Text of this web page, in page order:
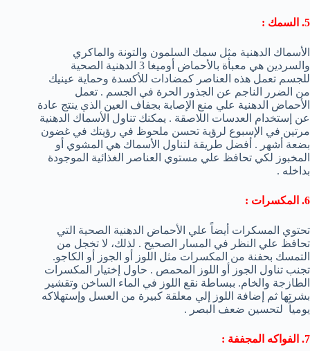
5. السمك :
الأسماك الدهنية مثل سمك السلمون والتونة والماكري
والسردين هي معبأة بالأحماض أوميغا 3 الدهنية الصحية
للجسم تعمل هذه العناصر كمضادات للأكسدة وحماية عينيك
من الضرر الناجم عن الجذور الحرة في الجسم . تعمل
الأحماض الدهنية علي منع الإصابة بجفاف العين الذي ينتج عادة
عن إستخدام العدسات اللاصقة . يمكنك تناول الأسماك الدهنية
مرتين في الإسبوع لرؤية تحسن ملحوظ في رؤيتك في غضون
بضعة أشهر . أفضل طريقة لتناول الأسماك هي المشوي أو
المخبوز لكي تحافظ علي مستوي العناصر الغذائية الموجودة
بداخله .
6. المكسرات :
تحتوي المسكرات أيضاً علي الأحماض الدهنية الصحية التي
تحافظ علي النظر في المسار الصحيح . لذلك، لا تخجل من
التمسك بحفنة من المكسرات مثل اللوز أو الجوز أو الكاجو.
تجنب تناول الجوز أو اللوز المحمص . حاول إختيار المكسرات
الطازجة والخام. ببساطة نقع اللوز في الماء الساخن وتقشير
بشرتها ثم إضافة اللوز إلي معلقة كبيرة من العسل وإستهلاكه
يومياً لتحسين ضعف البصر .
7. الفواكه المجففة :